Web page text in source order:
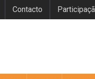
Contacto